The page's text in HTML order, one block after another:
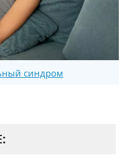
синдром